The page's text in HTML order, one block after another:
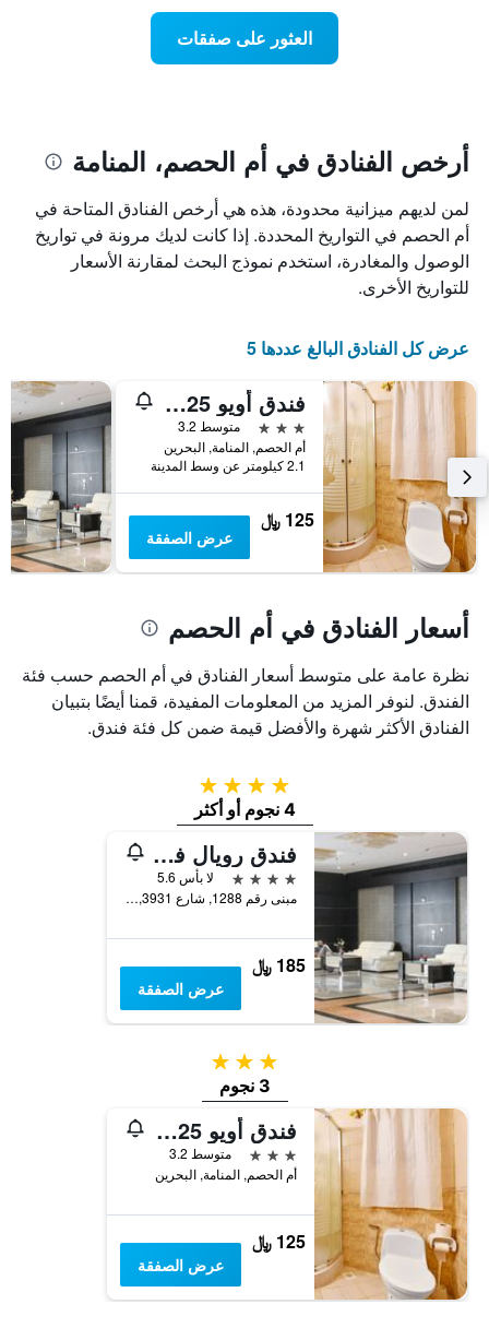
سعر
هذه
الليلة
الذي
عُثر
عليه
3
خلال
آخر
أيام
مع
التصنيف
حسب
النجوم
المخطط
1
محور
فئات
الفنادق
بالنجوم.
يتضمن
المخطط
1
الذي
يعرض
متوسط
سعر
غرفة
في
خلال
آخر
أيام
العثور على صفقات
أرخص الفنادق في أم الحصم، المنامة
لمن لديهم ميزانية محدودة، هذه هي أرخص الفنادق المتاحة في
أم الحصم في التواريخ المحددة. إذا كانت لديك مرونة في تواريخ
الوصول والمغادرة، استخدم نموذج البحث لمقارنة الأسعار
للتواريخ الأخرى.
عرض كل الفنادق البالغ عددها 5
فندق أويو 125 مون بلازا
3 نجوم
متوسط 3.2
أم الحصم, المنامة, البحرين
2.1 كيلومتر عن وسط المدينة
125 ﷼
عرض الصفقة
أسعار الفنادق في أم الحصم
نظرة عامة على متوسط أسعار الفنادق في أم الحصم حسب فئة
الفندق. لنوفر المزيد من المعلومات المفيدة، قمنا أيضًا بتبيان
الفنادق الأكثر شهرة والأفضل قيمة ضمن كل فئة فندق.
4 نجوم
4 نجوم أو أكثر
فندق رويال فينيسيا
4 نجوم
لا بأس 5.6
مبنى رقم 1288, شارع 3931, بلوك 339,ام الحسام, المنامة, البحرين
185 ﷼
عرض الصفقة
3 نجوم
3 نجوم
فندق أويو 125 مون بلازا
3 نجوم
متوسط 3.2
أم الحصم, المنامة, البحرين
125 ﷼
عرض الصفقة